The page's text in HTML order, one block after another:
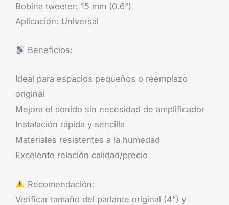
Bobina tweeter: 15 mm (0.6”)
Aplicación: Universal
Beneficios:
Ideal para espacios pequeños o reemplazo
original
Mejora el sonido sin necesidad de amplificador
Instalación rápida y sencilla
Materiales resistentes a la humedad
Excelente relación calidad/precio
Recomendación:
Verificar tamaño del parlante original (4”) y